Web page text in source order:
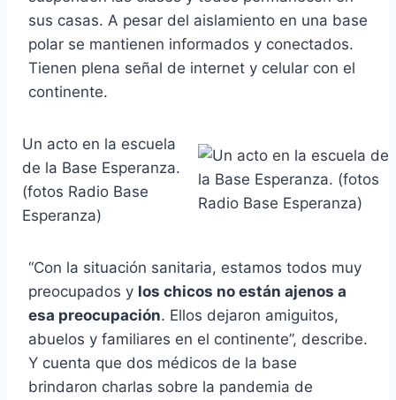
sus casas. A pesar del aislamiento en una base
polar se mantienen informados y conectados.
Tienen plena señal de internet y celular con el
continente.
Un acto en la escuela
de la Base Esperanza.
(fotos Radio Base
Esperanza)
“Con la situación sanitaria, estamos todos muy
preocupados y los chicos no están ajenos a
esa preocupación. Ellos dejaron amiguitos,
abuelos y familiares en el continente”, describe.
Y cuenta que dos médicos de la base
brindaron charlas sobre la pandemia de